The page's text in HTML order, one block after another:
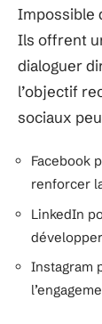
Impossible
Ils offrent
dialoguer
l’objectif
sociaux
Facebook
renforcer
LinkedIn
Instagram